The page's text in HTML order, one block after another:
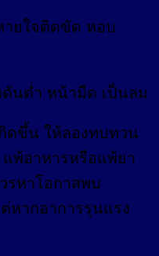
ายใจติดขัด หอบ
นต่ำ หน้ามืด เป็นลม
ดขึ้น ให้ลองทบทวน
พ้อาหารหรือแพ้ยา
รหาโอกาสพบ
หากอาการรุนแรง